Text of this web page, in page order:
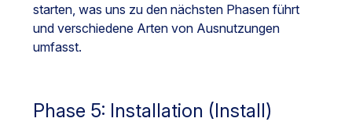
starten, was uns zu den nächsten Phasen führt
und verschiedene Arten von Ausnutzungen
umfasst.
Phase 5: Installation (Install)